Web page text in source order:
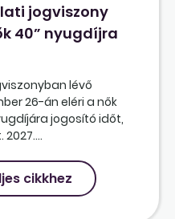
jogviszony
40” nyugdíjra
lévő
26-án eléri a nők
jogosító időt,
cikkhez